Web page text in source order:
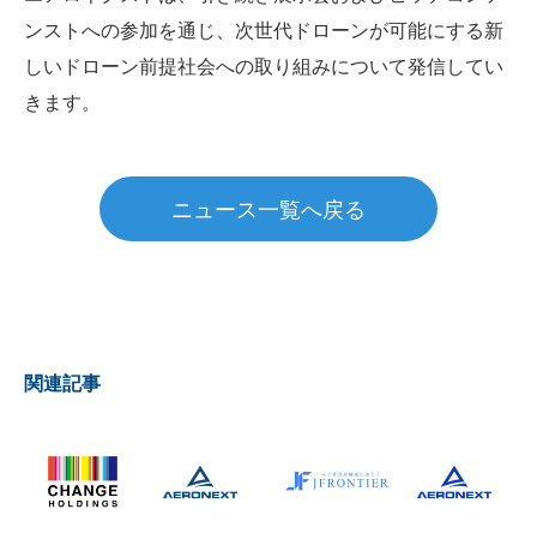
ンストへの参加を通じ、次世代ドローンが可能にする新
しいドローン前提社会への取り組みについて発信してい
きます。
ニュース一覧へ戻る
関連記事